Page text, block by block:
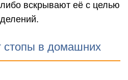
вскрывают её с целью
стопы в домашних